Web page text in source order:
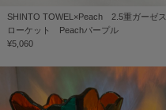
SHINTO TOWEL×Peach 2.5重ガーゼス
ローケット Peachパープル
¥5,060